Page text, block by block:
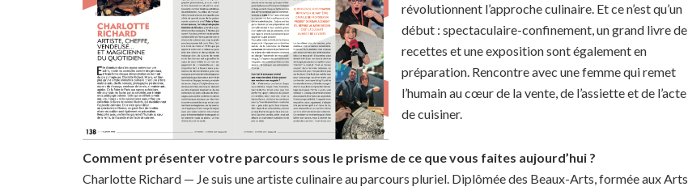
révolutionnent l’approche culinaire. Et ce n’est qu’un
début : spectaculaire-confinement, un grand livre de
recettes et une exposition sont également en
préparation. Rencontre avec une femme qui remet
l’humain au cœur de la vente, de l’assiette et de l’acte
de cuisiner.
Comment présenter votre parcours sous le prisme de ce que vous faites aujourd’hui ?
Charlotte Richard — Je suis une artiste culinaire au parcours pluriel. Diplômée des Beaux-Arts, formée aux Arts